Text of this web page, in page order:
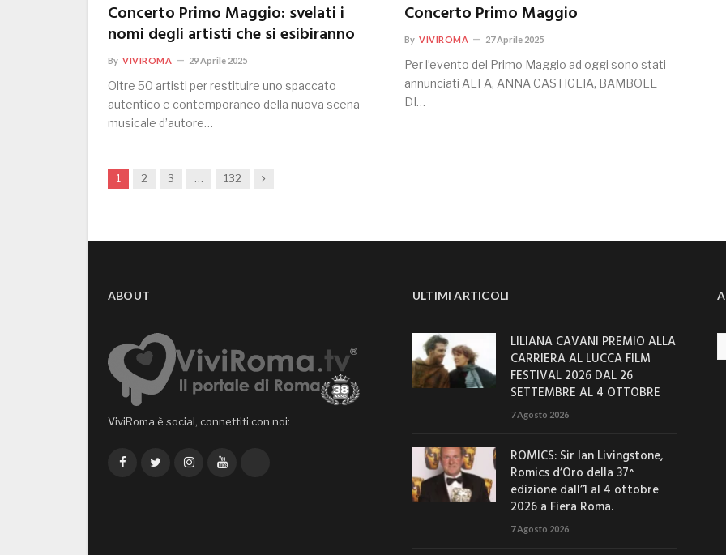
Concerto Primo Maggio: svelati i
nomi degli artisti che si esibiranno
By VIVIROMA 29 Aprile 2025
Oltre 50 artisti per restituire uno spaccato
autentico e contemporaneo della nuova scena
musicale d’autore…
Concerto Primo Maggio
By VIVIROMA 27 Aprile 2025
Per l’evento del Primo Maggio ad oggi sono stati
annunciati ALFA, ANNA CASTIGLIA, BAMBOLE
DI…
1 2 3 132 Next
ABOUT
ViviRoma è social, connettiti con noi:
FacebookTwitterInstagramYouTube
ULTIMI ARTICOLI
LILIANA CAVANI PREMIO ALLA
CARRIERA AL LUCCA FILM
FESTIVAL 2026 DAL 26
SETTEMBRE AL 4 OTTOBRE
7 Agosto 2026
ROMICS: Sir Ian Livingstone,
Romics d’Oro della 37^
edizione dall’1 al 4 ottobre
2026 a Fiera Roma.
7 Agosto 2026